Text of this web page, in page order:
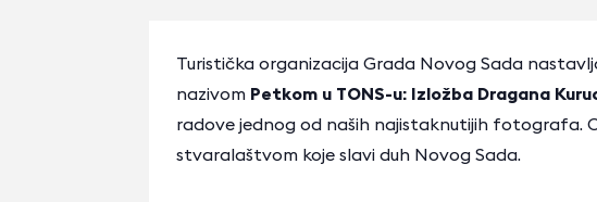
Turistička organizacija Grada Novog Sada
nazivom Petkom u TONS-u: Izložba Dragana
radove jednog od naših najistaknutijih fotografa.
stvaralaštvom koje slavi duh Novog Sada.